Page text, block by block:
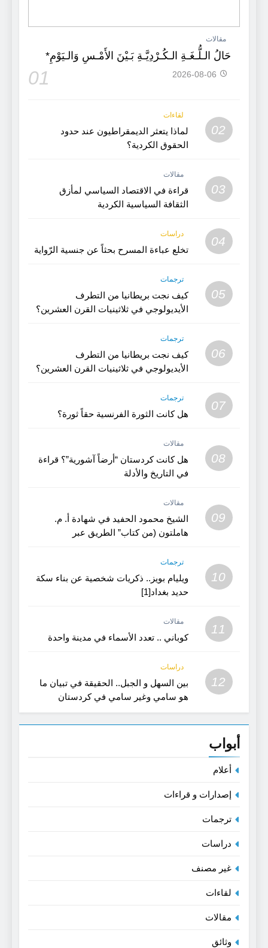
مقالات
حَالُ الـلُّـغَـةِ الـكُـرْدِيَّـةِ بَـيْنَ الأَمْـسِ وَالـيَوْمِ*
01 2026-08-06
02
لقاءات
لماذا يتعثر الديمقراطيون عند حدود
الحقوق الكردية؟
03
مقالات
قراءة في الاقتصاد السياسي لمأزق
الثقافة السياسية الكردية
04
دراسات
تخلع عباءة المسرح بحثاً عن جنسية الرّواية
05
ترجمات
كيف نجت بريطانيا من التطرف
الأيديولوجي في ثلاثينيات القرن العشرين؟
06
ترجمات
كيف نجت بريطانيا من التطرف
الأيديولوجي في ثلاثينيات القرن العشرين؟
07
ترجمات
هل كانت الثورة الفرنسية حقاً ثورة؟
08
مقالات
هل كانت كردستان “أرضاً آشورية”؟ قراءة
في التاريخ والأدلة
09
مقالات
الشيخ محمود الحفيد في شهادة أ. م.
هاملتون (من كتاب” الطريق عبر
10
ترجمات
ويليام بويز.. ذكريات شخصية عن بناء سكة
حديد بغداد[1]
11
مقالات
كوباني .. تعدد الأسماء في مدينة واحدة
12
دراسات
بين السهل و الجبل.. الحقيقة في تبيان ما
هو سامي وغير سامي في كردستان
القديمة- بحث في اللغة و الفن
أبواب
أعلام
إصدارات و قراءات
ترجمات
دراسات
غير مصنف
لقاءات
مقالات
وثائق